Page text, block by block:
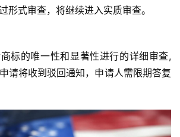
形式审查，将继续进入实质审查。
标的唯一性和显著性进行的详细审查,
请将收到驳回通知，申请人需限期答复